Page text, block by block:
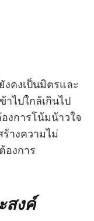
คงเป็นมิตรและ
าไปใกล้เกินไป
งการโน้มน้าวใจ
างความไม่
องการ
สงค์